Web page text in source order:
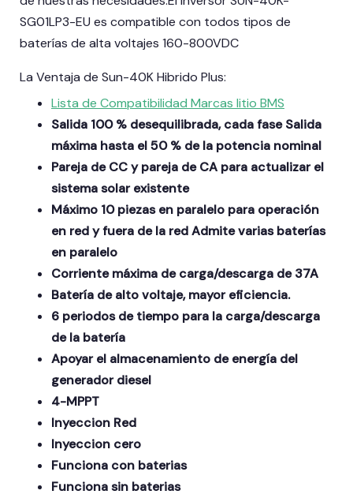
SG01LP3-EU es compatible con todos tipos de
baterías de alta voltajes 160-800VDC
La Ventaja de Sun-40K Hibrido Plus:
Lista de Compatibilidad Marcas litio BMS
Salida 100 % desequilibrada, cada fase Salida
máxima hasta el 50 % de la potencia nominal
Pareja de CC y pareja de CA para actualizar el
sistema solar existente
Máximo 10 piezas en paralelo para operación
en red y fuera de la red Admite varias baterías
en paralelo
Corriente máxima de carga/descarga de 37A
Batería de alto voltaje, mayor eficiencia.
6 periodos de tiempo para la carga/descarga
de la batería
Apoyar el almacenamiento de energía del
generador diesel
4-MPPT
Inyeccion Red
Inyeccion cero
Funciona con baterias
Funciona sin baterias